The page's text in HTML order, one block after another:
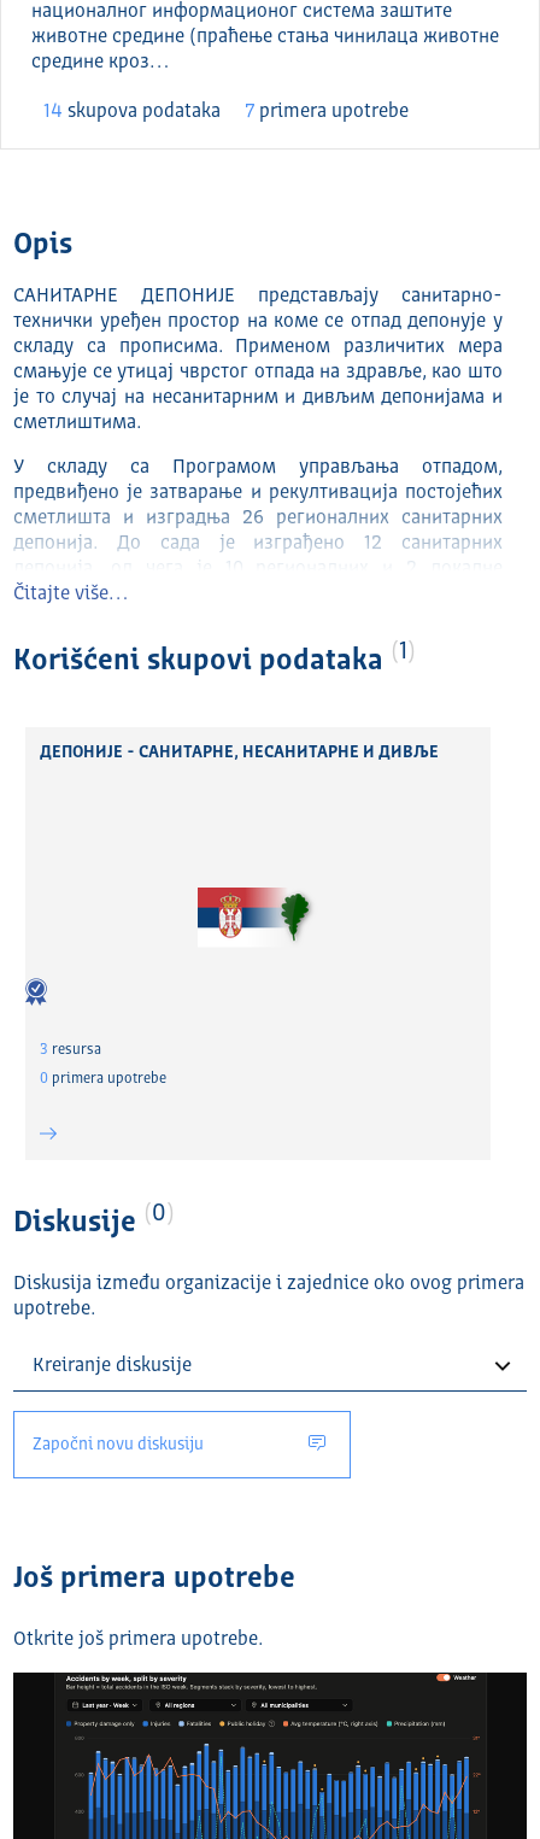
националног информационог система заштите
животне средине (праћење стања чинилаца животне
средине кроз…
14 skupova podataka 7 primera upotrebe
Opis
САНИТАРНЕ ДЕПОНИЈЕ представљају санитарно-
технички уређен простор на коме се отпад депонује у
складу са прописима. Применом различитих мера
смањује се утицај чврстог отпада на здравље, као што
је то случај на несанитарним и дивљим депонијама и
сметлиштима.
У складу са Програмом управљања отпадом,
предвиђено је затварање и рекултивација постојећих
сметлишта и изградња 26 регионалних санитарних
депонија. До сада је изграђено 12 санитарних
депонија, од чега је 10 регионалних и 2 локалне
депоније.
Čitajte više…
Korišćeni skupovi podataka 1
ДЕПОНИЈЕ - САНИТАРНЕ, НЕСАНИТАРНЕ И ДИВЉЕ
3 resursa
0 primera upotrebe
Diskusije 0
Diskusija između organizacije i zajednice oko ovog primera
upotrebe.
Započni novu diskusiju
Još primera upotrebe
Otkrite još primera upotrebe.